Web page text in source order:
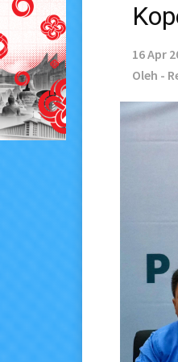
16 Apr
Oleh -